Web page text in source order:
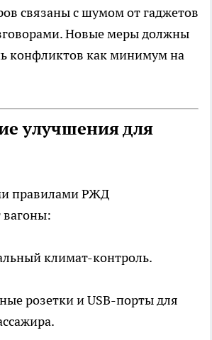
связаны с шумом от гаджетов
Новые меры должны
конфликтов как минимум на
улучшения для
правилами РЖД
вагоны:
климат-контроль.
розетки и USB-порты для